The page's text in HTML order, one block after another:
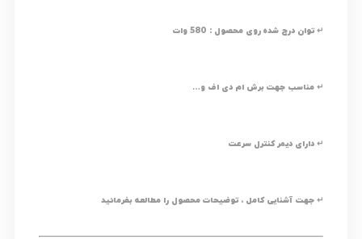
↵ توان درج شده روی محصول : 580 وات
↵ مناسب جهت برش ام دی اف و…
↵ دارای دیمر کنترل سرعت
↵ جهت آشنایی کامل ، توضیحات محصول را مطالعه بفرمائید